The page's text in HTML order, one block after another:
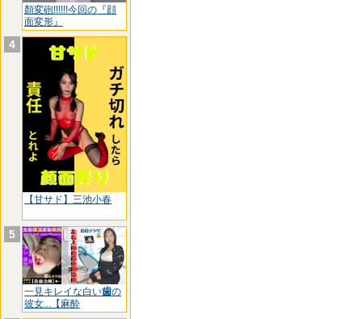
顏変砲!!!!!!今回の『顔
面変形』
4
【甘サド】三池小春
5
一見キレイな白い歯の
彼女...【麻酔